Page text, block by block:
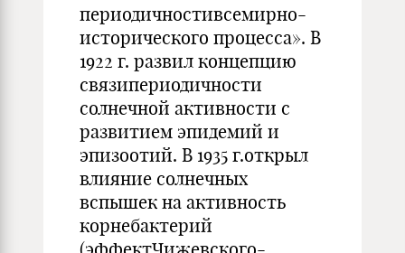
периодичностивсемирно-
исторического процесса». В
1922 г. развил концепцию
связипериодичности
солнечной активности с
развитием эпидемий и
эпизоотий. В 1935 г.открыл
влияние солнечных
вспышек на активность
корнебактерий